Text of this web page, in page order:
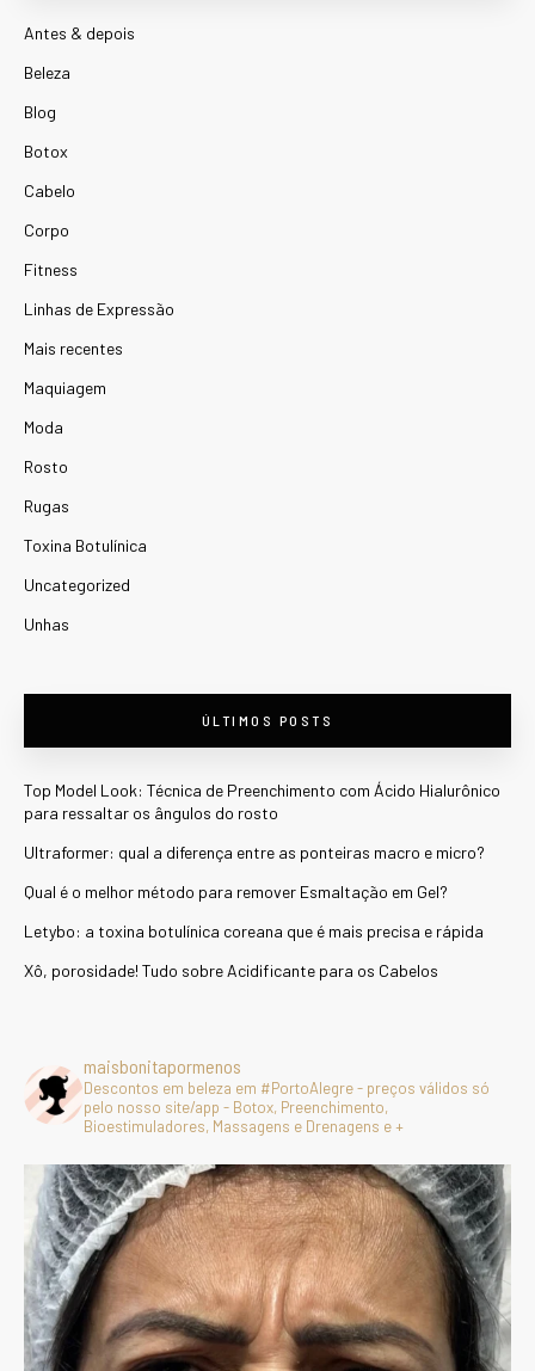
Antes & depois
Beleza
Blog
Botox
Cabelo
Corpo
Fitness
Linhas de Expressão
Mais recentes
Maquiagem
Moda
Rosto
Rugas
Toxina Botulínica
Uncategorized
Unhas
ÚLTIMOS POSTS
Top Model Look: Técnica de Preenchimento com Ácido Hialurônico
para ressaltar os ângulos do rosto
Ultraformer: qual a diferença entre as ponteiras macro e micro?
Qual é o melhor método para remover Esmaltação em Gel?
Letybo: a toxina botulínica coreana que é mais precisa e rápida
Xô, porosidade! Tudo sobre Acidificante para os Cabelos
maisbonitapormenos
Descontos em beleza em #PortoAlegre - preços válidos só
pelo nosso site/app - Botox, Preenchimento,
Bioestimuladores, Massagens e Drenagens e +